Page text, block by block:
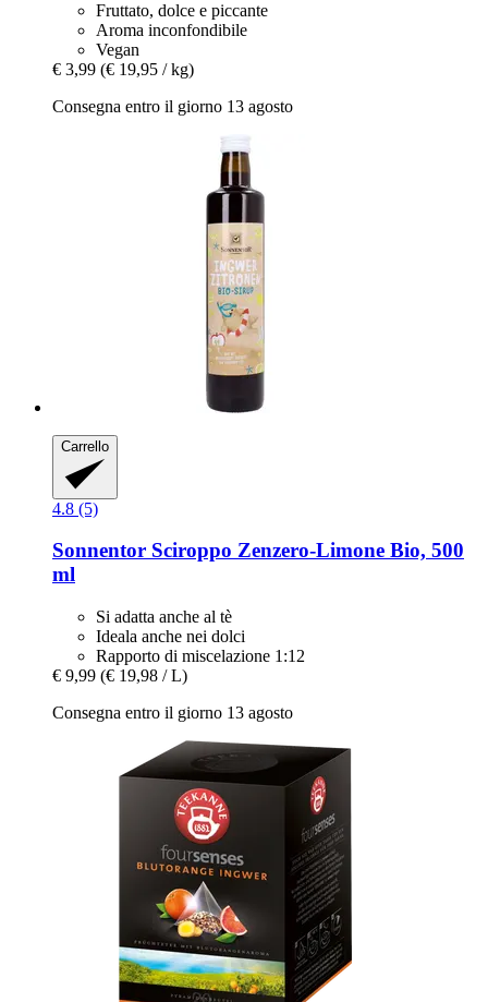
Fruttato, dolce e piccante
Aroma inconfondibile
Vegan
€ 3,99 (€ 19,95 / kg)
Consegna entro il giorno 13 agosto
Carrello
4.8 (5)
Sonnentor Sciroppo Zenzero-​Limone Bio, 500
ml
Si adatta anche al tè
Ideala anche nei dolci
Rapporto di miscelazione 1:12
€ 9,99 (€ 19,98 / L)
Consegna entro il giorno 13 agosto